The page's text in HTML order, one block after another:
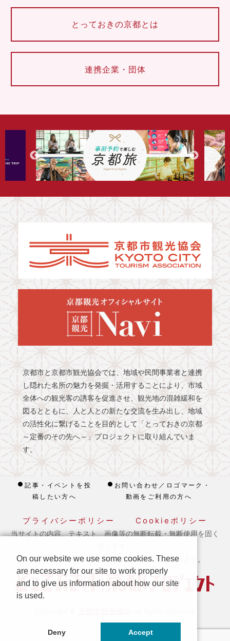
とっておきの京都とは
連携企業・団体
京都市と京都市観光協会では、地域や民間事業者と連携
し隠れた名所の魅力を発掘・活用することにより、市域
全体への観光客の誘客を促進させ、観光地の混雑緩和を
図るとともに、人と人との新たな交流を生み出し、地域
の活性化に繋げることを目的として「とっておきの京都
～定番のその先へ～」プロジェクトに取り組んでいま
す。
記事・イベントを投
稿したい方へ
お問い合わせ／ロゴマーク・
動画をご利用の方へ
プライバシーポリシー Cookieポリシー
当サイトの内容、テキスト、画像等の無断転載・無断使用を固く
※ 本ホームページの運営は宿泊税を活用しております。
On our website we use some cookies. These
are necessary for our site to work properly
and to give us information about how our site
is used.
Deny Accept